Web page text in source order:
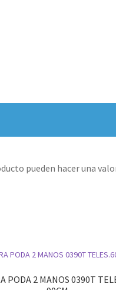
pueden hacer una
PODA 2 MANOS 0390T